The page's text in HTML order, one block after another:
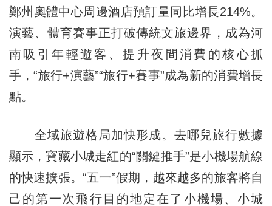
鄭州奧體中心周邊酒店預訂量同比增長214%。
演藝、體育賽事正打破傳統文旅邊界，成為河
南吸引年輕遊客、提升夜間消費的核心抓
手，“旅行+演藝”“旅行+賽事”成為新的消費增長
點。
全域旅遊格局加快形成。去哪兒旅行數據
顯示，寶藏小城走紅的“關鍵推手”是小機場航線
的快速擴張。“五一”假期，越來越多的旅客將自
己的第一次飛行目的地定在了小機場、小城